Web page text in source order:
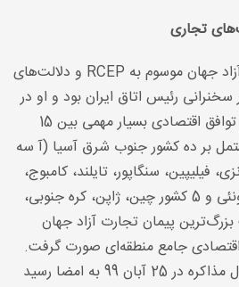
تجاری
جهان موسوم به RCEP و دلالت‌های
سخنرانی رئیس اتاق ایران بود و او در
به‌تازگی توافق اقتصادی بسیار مهمی بین 15
بر ده کشور جنوب شرق آسیا (آ سه
فیلیپین، سنگاپور، تایلند، کامبوج،
لائوس، میانمار، ویتنام، برونئی و 5 کشور چین، ژاپن، کره جنوبی،
بزرگ‌ترین پیمان تجارت آزاد جهان
جامع منطقه‌ای صورت گرفت.
این پیمان که پس از 8 سال مذاکره در 25 آبان 99 به امضا رسید